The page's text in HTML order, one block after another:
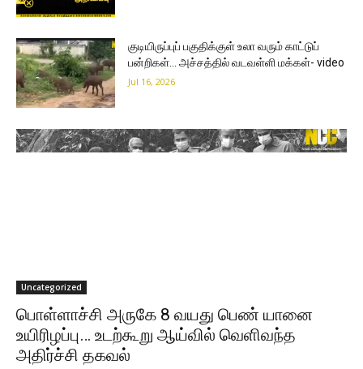
குடியிருப்புப் பகுதிக்குள் உலா வரும் காட்டுப்
பன்றிகள்… அச்சத்தில் வடவள்ளி மக்கள்- video
Jul 16, 2026
Uncategorized
பொள்ளாச்சி அருகே 8 வயது பெண் யானை
உயிரிழப்பு… உடற்கூறு ஆய்வில் வெளிவந்த
அதிர்ச்சி தகவல்